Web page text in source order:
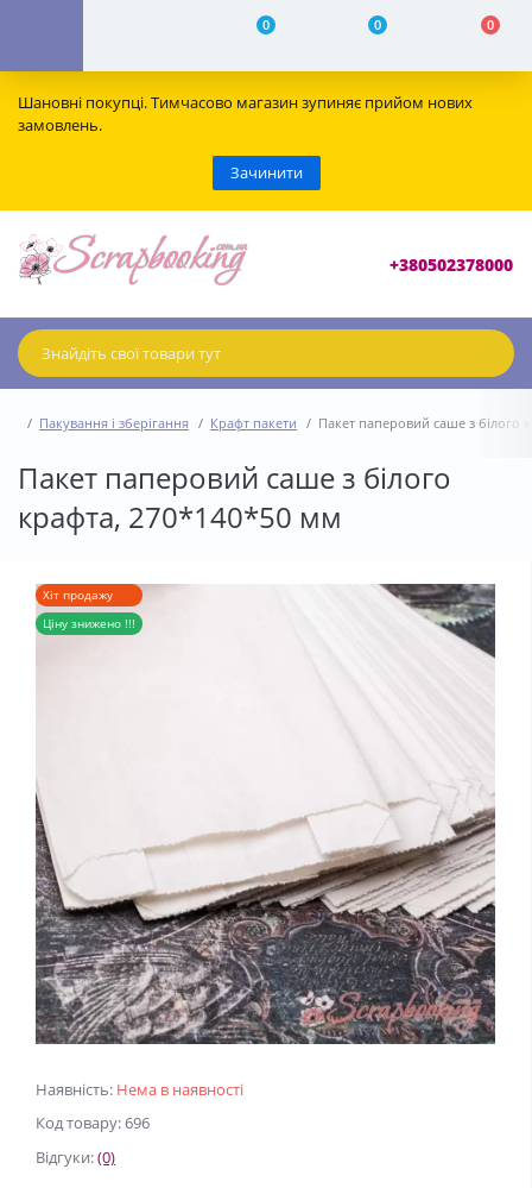
0 0 0
Шановні покупці. Тимчасово магазин зупиняє прийом нових
замовлень.
Зачинити
+380502378000
Пакування і зберігання Крафт пакети Пакет паперовий саше з білого
Пакет паперовий саше з білого
крафта, 270*140*50 мм
Наявність: Нема в наявності
Код товару: 696
Відгуки:(0)
Хіт продажу
Ціну знижено !!!